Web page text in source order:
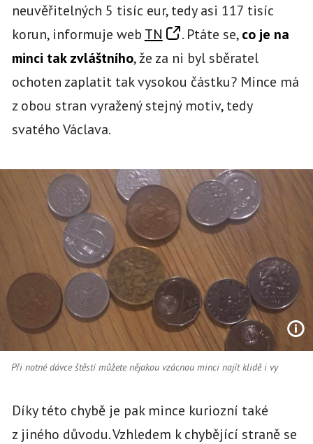
neuvěřitelných 5 tisíc eur, tedy asi 117 tisíc
korun, informuje web TN . Ptáte se,co je na
minci tak zvláštního, že za ni byl sběratel
ochoten zaplatit tak vysokou částku? Mince má
z obou stran vyražený stejný motiv, tedy
svatého Václava.
Při notné dávce štěstí můžete nějakou vzácnou minci najít klidě i vy
Díky této chybě je pak mince kuriozní také
z jiného důvodu. Vzhledem k chybějící straně se